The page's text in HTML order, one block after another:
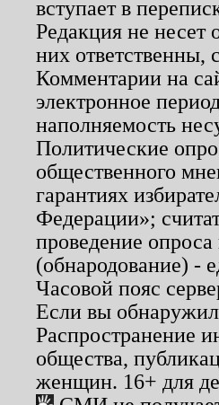
вступает в
Редакция не несет
них ответственны,
Комментарии на
электронное
наполняемость
Политические
общественного
гарантиях
Федерации»;
проведение
(обнародование) -
Часовой пояс
Если вы
Распространение
общества,
женщин. 16+ для